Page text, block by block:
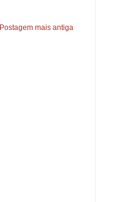
Postagem mais antiga